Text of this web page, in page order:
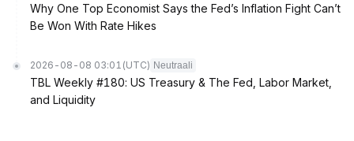
Why One Top Economist Says the Fed’s Inflation Fight Can’t
Be Won With Rate Hikes
2026-08-08 03:01 (UTC) Neutraali
TBL Weekly #180: US Treasury & The Fed, Labor Market,
and Liquidity